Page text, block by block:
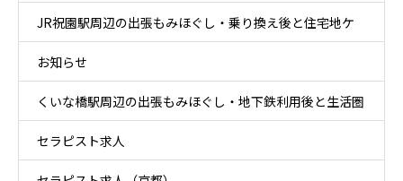
ア
JR祝園駅周辺の出張もみほぐし・乗り換え後と住宅地ケ
ア
お知らせ
くいな橋駅周辺の出張もみほぐし・地下鉄利用後と生活圏
ケア
セラピスト求人